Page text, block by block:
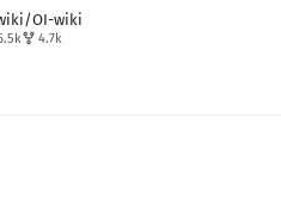
OI-wiki
4.7k